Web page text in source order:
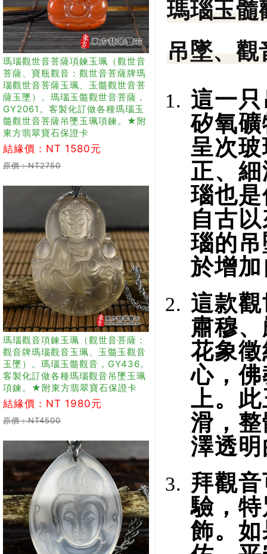
瑪瑙觀世音菩薩項鍊玉珮（觀世音
菩薩、寶瓶觀音：觀世音菩薩牌瑪
瑙觀世音菩薩玉珮、玉髓觀世音菩
薩玉墜）。瑪瑙玉髓觀世音菩薩，
GY2061。客製化訂做各種瑪瑙玉
髓觀世音菩薩吊墜玉珮項鍊。★附
東方翡翠寶石保證卡
結緣價：NT 1580元
原價：NT2750
瑪瑙觀音項鍊玉珮（觀世音菩薩：
觀音牌瑪瑙觀音玉珮、玉髓玉觀音
玉墜）。瑪瑙玉髓觀音，GY436。
客製化訂做各種瑪瑙觀音吊墜玉珮
項鍊。★附東方翡翠寶石保證卡
結緣價：NT 1980元
原價：NT4500
瑪瑙玉髓
吊墜、觀
這一
矽氧
呈次
正、
瑙也
自古
瑙的
於增
這款
肅穆
花象
心，
上。
滑，
澤透
拜觀
驗，
飾。